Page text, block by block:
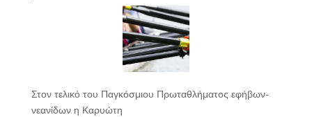
Στον τελικό του Παγκόσμιου Πρωταθλήματος εφήβων-
νεανίδων η Καρυώτη